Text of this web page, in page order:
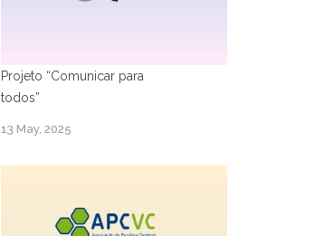
Projeto “Comunicar para
todos”
13 May, 2025